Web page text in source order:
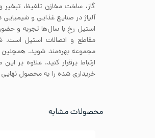
گاز، ساخت مخازن تلغیظ،
آلیاژ در صنایع غذایی و
استیل رخ با سال‌ها تجربه و حضور
مقاطع و اتصالات استیل است.
مجموعه بهره‌مند شوید. همچنین
ارتباط برقرار کنید. علاوه بر
خریداری شده را به محصول
محصولات مشابه